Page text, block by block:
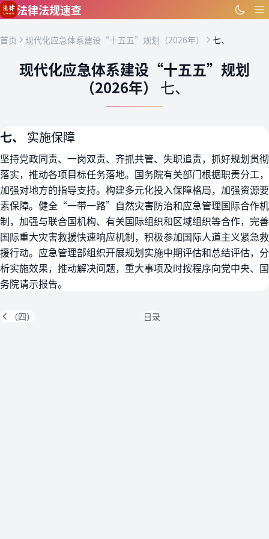
跳到主要内容
法律法规速查
首页 现代化应急体系建设“十五五”规划（2026年） 七、
现代化应急体系建设“十五五”规划
（2026年） 七、
七、 实施保障
坚持党政同责、一岗双责、齐抓共管、失职追责，抓好规划贯彻
落实，推动各项目标任务落地。国务院有关部门根据职责分工，
加强对地方的指导支持。构建多元化投入保障格局，加强资源要
素保障。健全“一带一路”自然灾害防治和应急管理国际合作机
制，加强与联合国机构、有关国际组织和区域组织等合作，完善
国际重大灾害救援快速响应机制，积极参加国际人道主义紧急救
援行动。应急管理部组织开展规划实施中期评估和总结评估，分
析实施效果，推动解决问题，重大事项及时按程序向党中央、国
务院请示报告。
（四） 目录